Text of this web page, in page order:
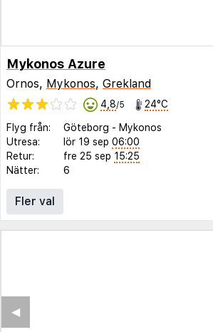
Mykonos Azure
Ornos, Mykonos, Grekland
4,8/5 24°C
Flyg från: Göteborg - Mykonos
Utresa:
lör 19 sep 06:00
Retur:
fre 25 sep 15:25
Nätter:
6
Fler val
◀︎